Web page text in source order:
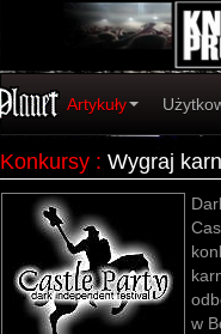
Artykuły
Konkursy : Wygraj
w